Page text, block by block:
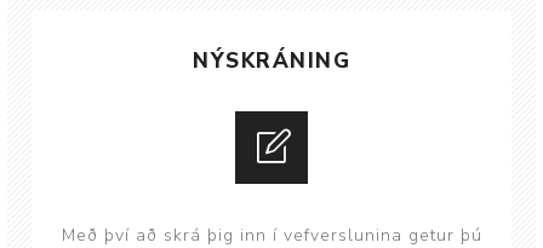
NÝSKRÁNING
Með því að skrá þig inn í vefverslunina getur þú